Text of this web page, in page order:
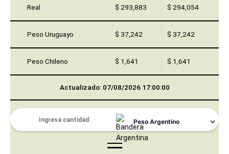
Real $ 293,883 $ 294,054
Peso Uruguayo $ 37,242 $ 37,242
Peso Chileno $ 1,641 $ 1,641
Actualizado: 07/08/2026 17:00:00